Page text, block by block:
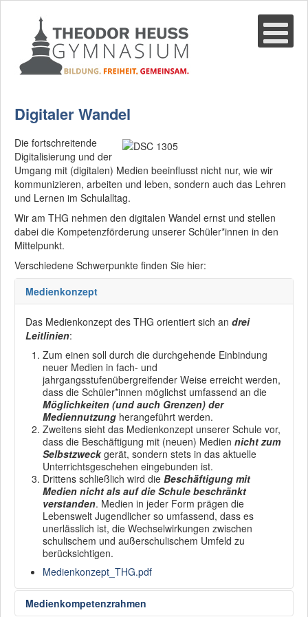
Digitaler Wandel
Die fortschreitende
Digitalisierung und der
Umgang mit (digitalen) Medien beeinflusst nicht nur, wie wir
kommunizieren, arbeiten und leben, sondern auch das Lehren
und Lernen im Schulalltag.
Wir am THG nehmen den digitalen Wandel ernst und stellen
dabei die Kompetenzförderung unserer Schüler*innen in den
Mittelpunkt.
Verschiedene Schwerpunkte finden Sie hier:
Medienkonzept
Das Medienkonzept des THG orientiert sich an drei
Leitlinien:
Zum einen soll durch die durchgehende Einbindung
neuer Medien in fach- und
jahrgangsstufenübergreifender Weise erreicht werden,
dass die Schüler*innen möglichst umfassend an die
Möglichkeiten (und auch Grenzen) der
Mediennutzung herangeführt werden.
Zweitens sieht das Medienkonzept unserer Schule vor,
dass die Beschäftigung mit (neuen) Medien nicht zum
Selbstzweckgerät, sondern stets in das aktuelle
Unterrichtsgeschehen eingebunden ist.
Drittens schließlich wird die Beschäftigung mit
Medien nicht als auf die Schule beschränkt
verstanden. Medien in jeder Form prägen die
Lebenswelt Jugendlicher so umfassend, dass es
unerlässlich ist, die Wechselwirkungen zwischen
schulischem und außerschulischem Umfeld zu
berücksichtigen.
Medienkonzept_THG.pdf
Medienkompetenzrahmen